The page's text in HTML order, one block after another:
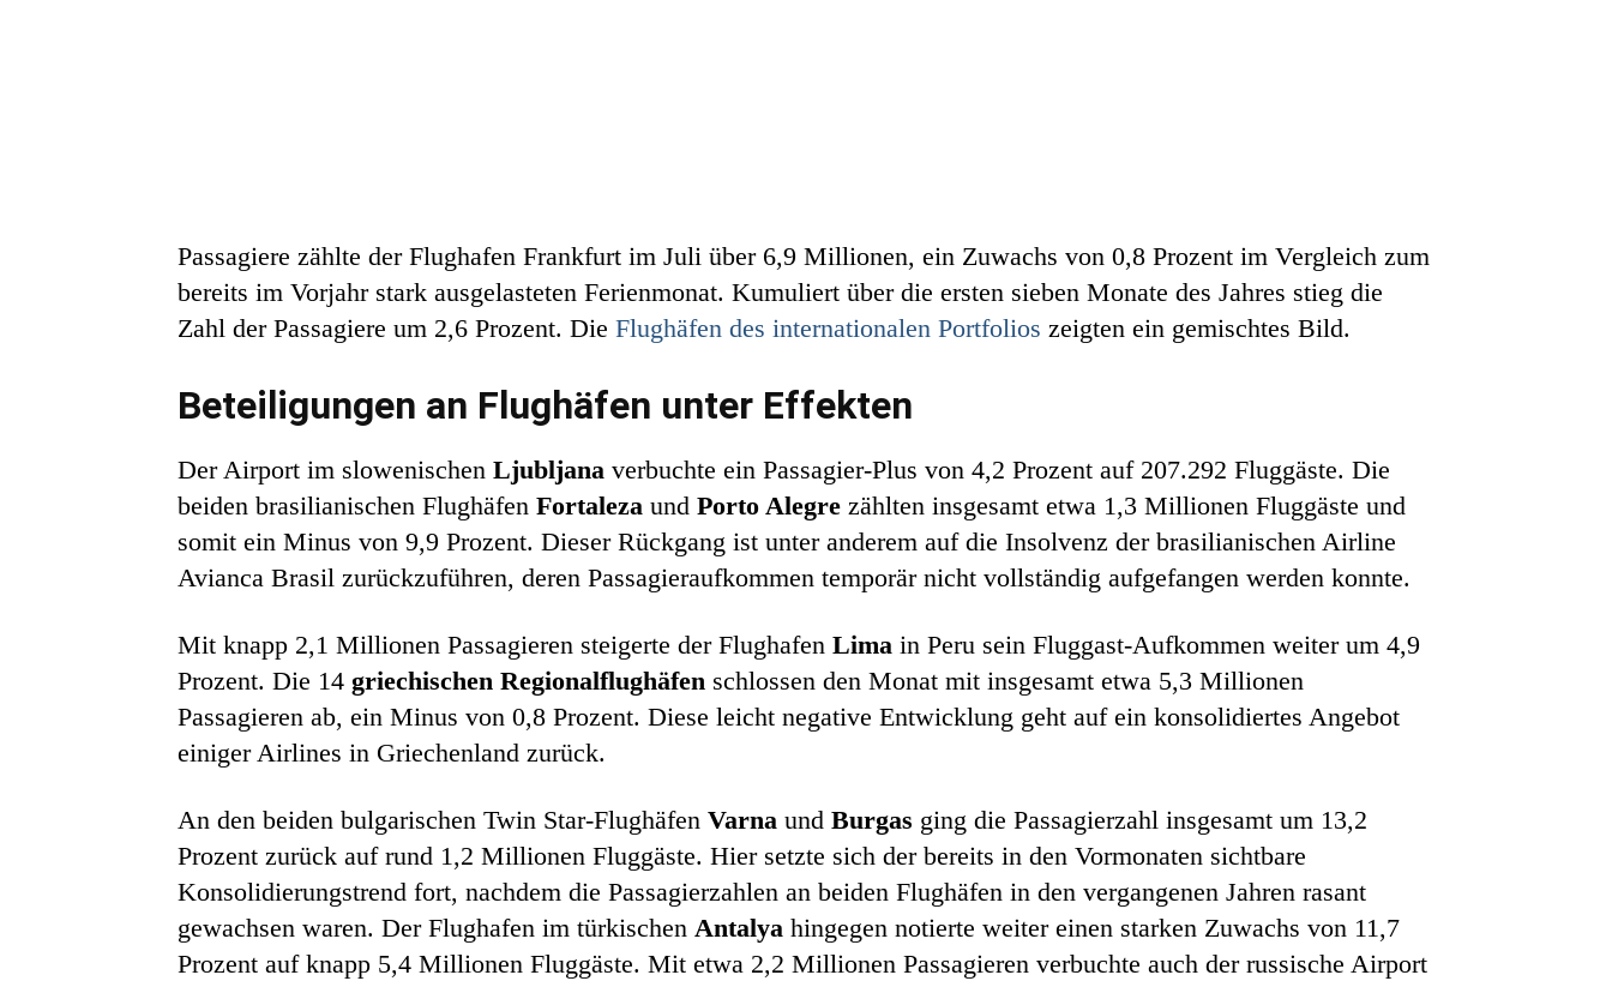
Passagiere zählte der Flughafen Frankfurt im Juli über 6,9 Millionen, ein Zuwachs von 0,8 Prozent im Vergleich zum
bereits im Vorjahr stark ausgelasteten Ferienmonat. Kumuliert über die ersten sieben Monate des Jahres stieg die
Zahl der Passagiere um 2,6 Prozent. Die Flughäfen des internationalen Portfolios zeigten ein gemischtes Bild.
Beteiligungen an Flughäfen unter Effekten
Der Airport im slowenischen Ljubljana verbuchte ein Passagier-Plus von 4,2 Prozent auf 207.292 Fluggäste. Die
beiden brasilianischen Flughäfen Fortaleza und Porto Alegre zählten insgesamt etwa 1,3 Millionen Fluggäste und
somit ein Minus von 9,9 Prozent. Dieser Rückgang ist unter anderem auf die Insolvenz der brasilianischen Airline
Avianca Brasil zurückzuführen, deren Passagieraufkommen temporär nicht vollständig aufgefangen werden konnte.
Mit knapp 2,1 Millionen Passagieren steigerte der Flughafen Lima in Peru sein Fluggast-Aufkommen weiter um 4,9
Prozent. Die 14 griechischen Regionalflughäfen schlossen den Monat mit insgesamt etwa 5,3 Millionen
Passagieren ab, ein Minus von 0,8 Prozent. Diese leicht negative Entwicklung geht auf ein konsolidiertes Angebot
einiger Airlines in Griechenland zurück.
An den beiden bulgarischen Twin Star-Flughäfen Varna und Burgas ging die Passagierzahl insgesamt um 13,2
Prozent zurück auf rund 1,2 Millionen Fluggäste. Hier setzte sich der bereits in den Vormonaten sichtbare
Konsolidierungstrend fort, nachdem die Passagierzahlen an beiden Flughäfen in den vergangenen Jahren rasant
gewachsen waren. Der Flughafen im türkischen Antalya hingegen notierte weiter einen starken Zuwachs von 11,7
Prozent auf knapp 5,4 Millionen Fluggäste. Mit etwa 2,2 Millionen Passagieren verbuchte auch der russische Airport